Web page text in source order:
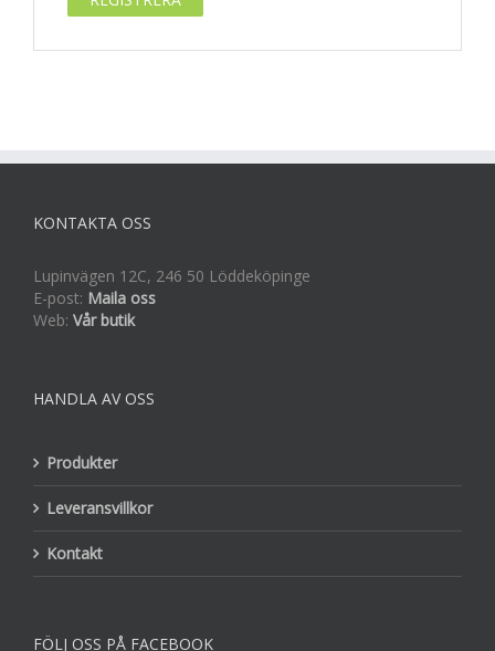
KONTAKTA OSS
Lupinvägen 12C, 246 50 Löddeköpinge
E-post: Maila oss
Web: Vår butik
HANDLA AV OSS
Produkter
Leveransvillkor
Kontakt
FÖLJ OSS PÅ FACEBOOK